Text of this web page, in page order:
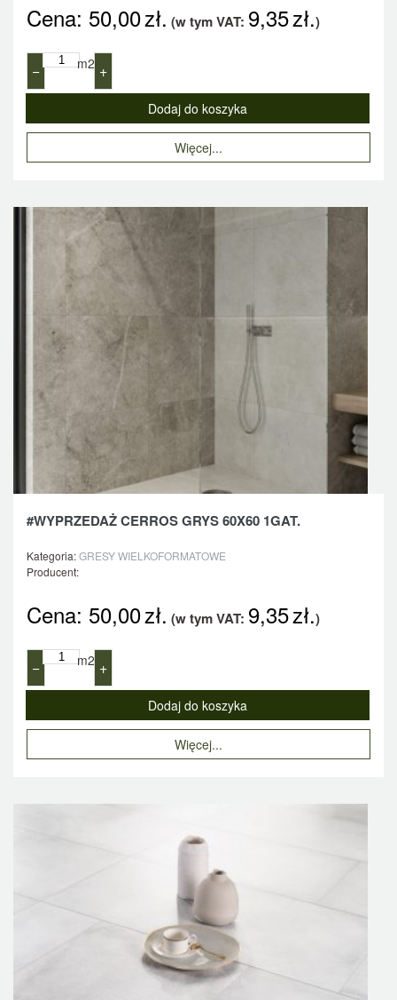
Cena: 50,00zł. (w tym VAT: 9,35zł.)
− m2 +
Więcej...
#WYPRZEDAŻ CERROS GRYS 60X60 1GAT.
Kategoria:GRESY WIELKOFORMATOWE
Producent:
Cena: 50,00zł. (w tym VAT: 9,35zł.)
− m2 +
Więcej...